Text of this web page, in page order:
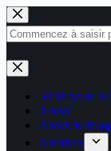
Passer
au
contenu
Aucun
résultat
50 Ways to
About
About
Archives